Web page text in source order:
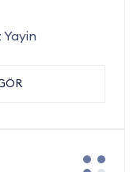
Yayin